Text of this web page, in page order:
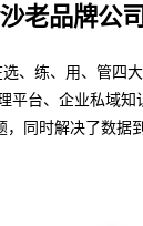
老品牌
、练、用、管四
台、企业私域
同时解决了数据